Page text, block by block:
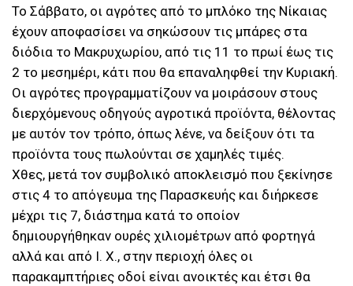
Το Σάββατο, οι αγρότες από το μπλόκο της Νίκαιας
έχουν αποφασίσει να σηκώσουν τις μπάρες στα
διόδια το Μακρυχωρίου, από τις 11 το πρωί έως τις
2 το μεσημέρι, κάτι που θα επαναληφθεί την Κυριακή.
Οι αγρότες προγραμματίζουν να μοιράσουν στους
διερχόμενους οδηγούς αγροτικά προϊόντα, θέλοντας
με αυτόν τον τρόπο, όπως λένε, να δείξουν ότι τα
προϊόντα τους πωλούνται σε χαμηλές τιμές.
Χθες, μετά τον συμβολικό αποκλεισμό που ξεκίνησε
στις 4 το απόγευμα της Παρασκευής και διήρκεσε
μέχρι τις 7, διάστημα κατά το οποίον
δημιουργήθηκαν ουρές χιλιομέτρων από φορτηγά
αλλά και από Ι. Χ., στην περιοχή όλες οι
παρακαμπτήριες οδοί είναι ανοικτές και έτσι θα